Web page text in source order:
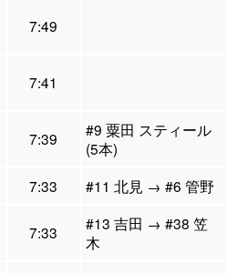
7:49
7:41
7:39
#9 粟田 スティール
(5本)
7:33
#11 北見 → #6 管野
7:33
#13 吉田 → #38 笠
木